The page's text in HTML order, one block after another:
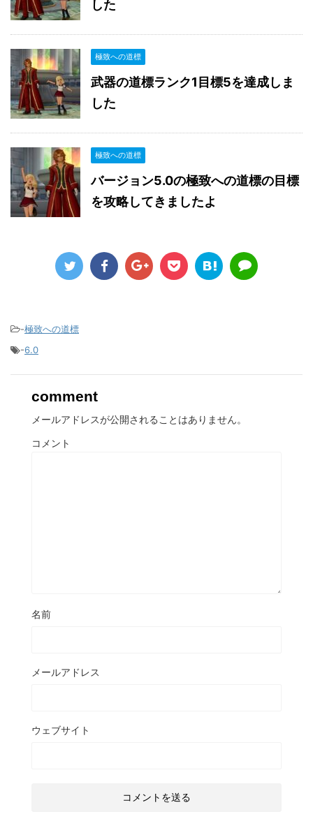
した
極致への道標
武器の道標ランク1目標5を達成しま
した
極致への道標
バージョン5.0の極致への道標の目標
を攻略してきましたよ
-極致への道標
-6.0
comment
メールアドレスが公開されることはありません。
コメント
名前
メールアドレス
ウェブサイト